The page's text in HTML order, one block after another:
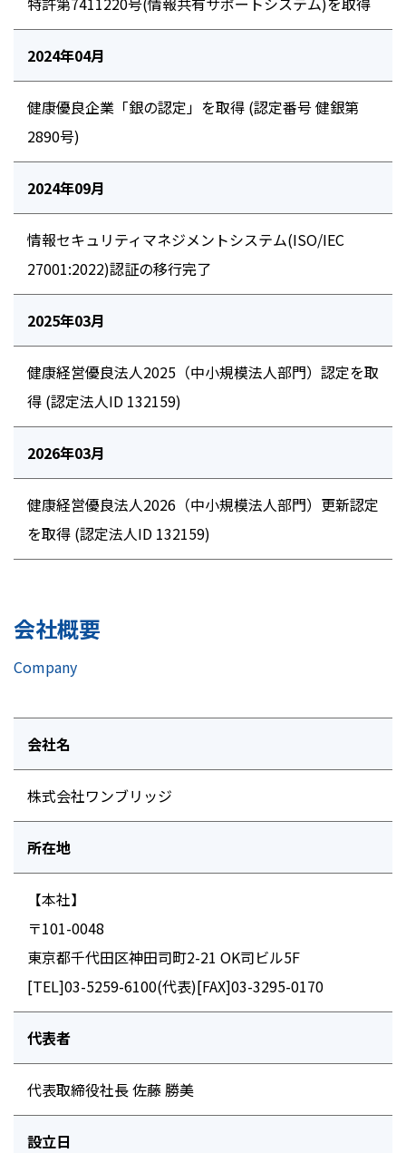
2024年04月
健康優良企業「銀の認定」を取得 (認定番号 健銀第
2890号)
2024年09月
情報セキュリティマネジメントシステム(ISO/IEC
27001:2022)認証の移行完了
2025年03月
健康経営優良法人2025（中小規模法人部門）認定を取
得 (認定法人ID 132159)
2026年03月
健康経営優良法人2026（中小規模法人部門）更新認定
を取得 (認定法人ID 132159)
会社概要
Company
会社名
株式会社ワンブリッジ
所在地
【本社】
〒101-0048
東京都千代田区神田司町2-21 OK司ビル5F
[TEL]03-5259-6100(代表)[FAX]03-3295-0170
代表者
代表取締役社長 佐藤 勝美
設立日